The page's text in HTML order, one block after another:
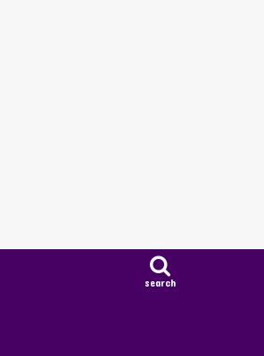
search